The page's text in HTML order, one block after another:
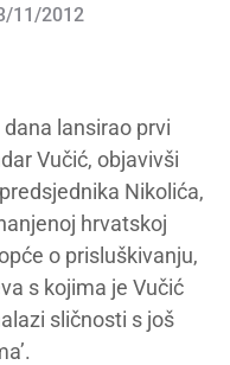
11/2012
dana lansirao prvi
Vučić, objavivši
Nikolića,
hrvatskoj
o prisluškivanju,
s kojima je Vučić
sličnosti s još